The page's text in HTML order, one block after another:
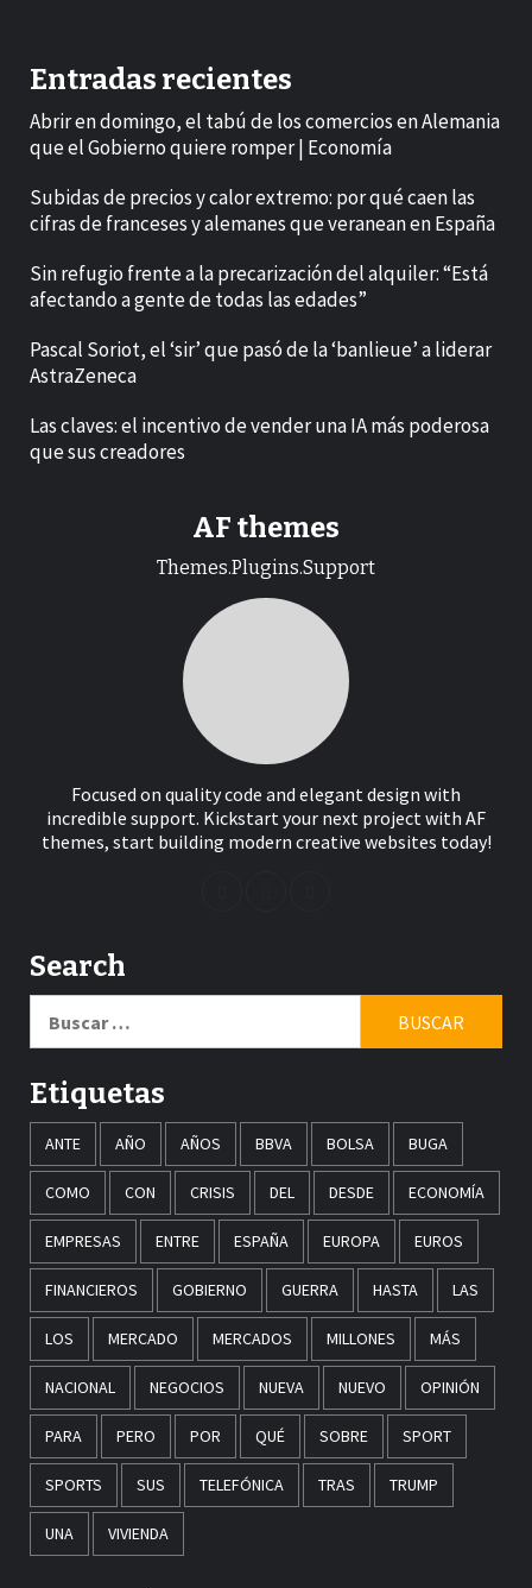
Entradas recientes
Abrir en domingo, el tabú de los comercios en Alemania
que el Gobierno quiere romper | Economía
Subidas de precios y calor extremo: por qué caen las
cifras de franceses y alemanes que veranean en España
Sin refugio frente a la precarización del alquiler: “Está
afectando a gente de todas las edades”
Pascal Soriot, el ‘sir’ que pasó de la ‘banlieue’ a liderar
AstraZeneca
Las claves: el incentivo de vender una IA más poderosa
que sus creadores
AF themes
Themes.Plugins.Support
Focused on quality code and elegant design with
incredible support. Kickstart your next project with AF
themes, start building modern creative websites today!
Search
Etiquetas
ANTE AÑO AÑOS BBVA BOLSA BUGA
COMO CON CRISIS DEL DESDE ECONOMÍA
EMPRESAS ENTRE ESPAÑA EUROPA EUROS
FINANCIEROS GOBIERNO GUERRA HASTA LAS
LOS MERCADO MERCADOS MILLONES MÁS
NACIONAL NEGOCIOS NUEVA NUEVO OPINIÓN
PARA PERO POR QUÉ SOBRE SPORT
SPORTS SUS TELEFÓNICA TRAS TRUMP
UNA VIVIENDA